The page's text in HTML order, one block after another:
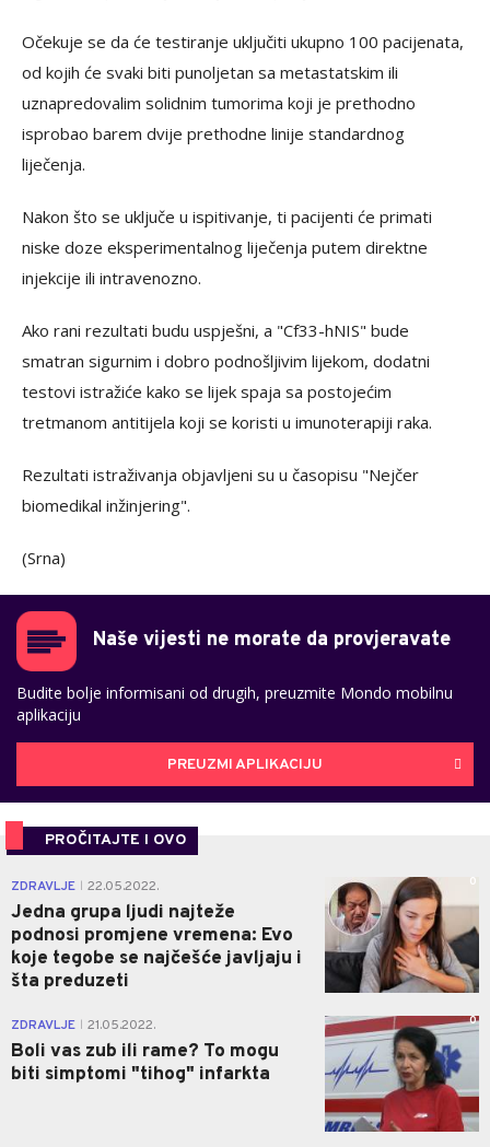
Očekuje se da će testiranje uključiti ukupno 100 pacijenata,
od kojih će svaki biti punoljetan sa metastatskim ili
uznapredovalim solidnim tumorima koji je prethodno
isprobao barem dvije prethodne linije standardnog
liječenja.
Nakon što se uključe u ispitivanje, ti pacijenti će primati
niske doze eksperimentalnog liječenja putem direktne
injekcije ili intravenozno.
Ako rani rezultati budu uspješni, a "Cf33-hNIS" bude
smatran sigurnim i dobro podnošljivim lijekom, dodatni
testovi istražiće kako se lijek spaja sa postojećim
tretmanom antitijela koji se koristi u imunoterapiji raka.
Rezultati istraživanja objavljeni su u časopisu "Nejčer
biomedikal inžinjering".
(Srna)
Naše vijesti ne morate da provjeravate
Budite bolje informisani od drugih, preuzmite Mondo mobilnu
aplikaciju
PREUZMI APLIKACIJU
PROČITAJTE I OVO
ZDRAVLJE 22.05.2022.
Jedna grupa ljudi najteže
podnosi promjene vremena: Evo
koje tegobe se najčešće javljaju i
šta preduzeti
0
ZDRAVLJE 21.05.2022.
Boli vas zub ili rame? To mogu
biti simptomi "tihog" infarkta
0